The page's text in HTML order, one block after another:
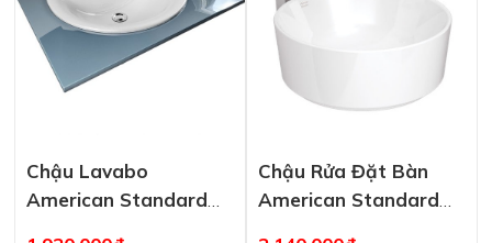
Chậu Lavabo
American Standard
Chậu Rửa Đặt Bàn
American Standard